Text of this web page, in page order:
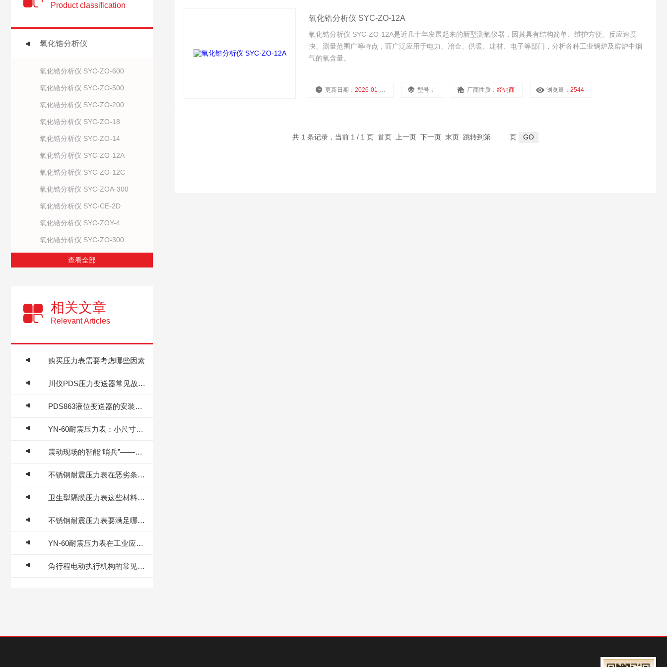
Product classification
氧化锆分析仪
氧化锆分析仪 SYC-ZO-600
氧化锆分析仪 SYC-ZO-500
氧化锆分析仪 SYC-ZO-200
氧化锆分析仪 SYC-ZO-18
氧化锆分析仪 SYC-ZO-14
氧化锆分析仪 SYC-ZO-12A
氧化锆分析仪 SYC-ZO-12C
氧化锆分析仪 SYC-ZOA-300
氧化锆分析仪 SYC-CE-2D
氧化锆分析仪 SYC-ZOY-4
氧化锆分析仪 SYC-ZO-300
查看全部
相关文章
Relevant Articles
购买压力表需要考虑哪些因素
川仪PDS压力变送器常见故障及排除方法
PDS863液位变送器的安装需要注意些什么？
YN-60耐震压力表：小尺寸大能量，工业压力监测“精准哨兵”​
震动现场的智能“哨兵”——耐震电接点压力表原理与自动化控制应用
不锈钢耐震压力表在恶劣条件下的应用与优势
卫生型隔膜压力表这些材料决定了它的技术特性
不锈钢耐震压力表要满足哪些技术要求？
YN-60耐震压力表在工业应用中的重要性与技术特点
角行程电动执行机构的常见故障特征有哪些
氧化锆分析仪 SYC-ZO-12A
氧化锆分析仪 SYC-ZO-12A是近几十年发展起来的新型测氧仪器，因其具有结构简单、维护方便、反应速度
快、测量范围广等特点，而广泛应用于电力、冶金、供暖、建材、电子等部门，分析各种工业锅炉及窑炉中烟
气的氧含量。
更新日期：2026-01-28 型号： 厂商性质：经销商 浏览量：2544
共 1 条记录，当前 1 / 1 页 首页 上一页 下一页 末页 跳转到第 页